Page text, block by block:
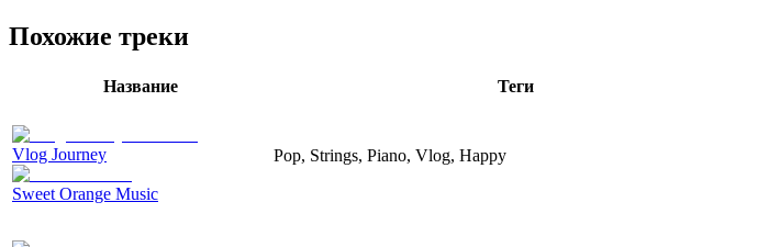
Похожие треки
Название Теги
Vlog Journey
Sweet Orange Music
Pop, Strings, Piano, Vlog, Happy